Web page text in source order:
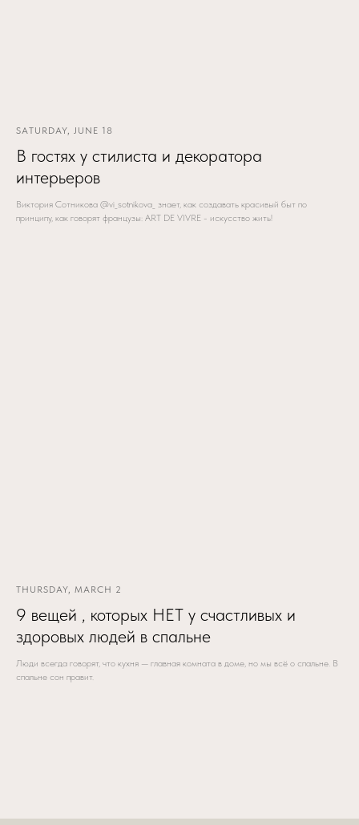
SATURDAY, JUNE 18
В гостях у стилиста и декоратора
интерьеров
Виктория Сотникова @vi_sotnikova_ знает, как создавать красивый быт по
принципу, как говорят французы: ART DE VIVRE - искусство жить!
THURSDAY, MARCH 2
9 вещей , которых НЕТ у счастливых и
здоровых людей в спальне
Люди всегда говорят, что кухня — главная комната в доме, но мы всё о спальне. В
спальне сон правит.